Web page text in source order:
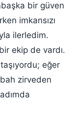
bir güven
imkansızı
ilerledim.
ekip de vardı.
eğer
zirveden